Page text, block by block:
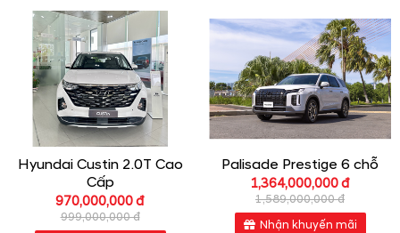
Hyundai Custin 2.0T Cao
Cấp
970,000,000 đ
999,000,000 đ
Palisade Prestige 6 chỗ
1,364,000,000 đ
1,589,000,000 đ
Nhận khuyến mãi